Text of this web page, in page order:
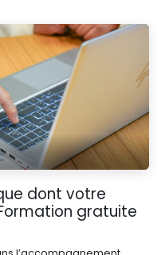
dont votre
gratuite